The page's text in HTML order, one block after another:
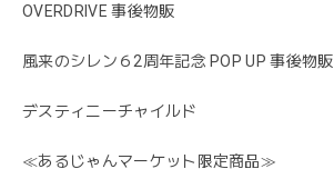
OVERDRIVE 事後物販
風来のシレン６2周年記念 POP UP 事後物販
デスティニーチャイルド
≪あるじゃんマーケット限定商品≫